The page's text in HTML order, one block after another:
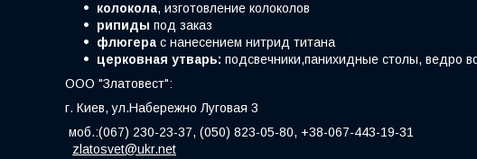
колокола, изготовление колоколов
рипиды под заказ
флюгера с нанесением нитрид титана
церковная утварь: подсвечники,панихидные столы, ведро
ООО "Златовест":
г. Киев, ул.Набережно Луговая 3
моб.:(067) 230-23-37, (050) 823-05-80, +38-067-443-19-31
zlatosvet@ukr.net